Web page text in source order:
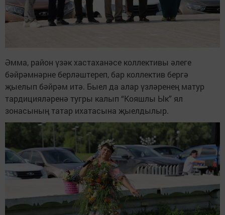
Әмма, район үзәк хастаханәсе коллективы әлеге
бәйрәмнәрне берләштереп, бар коллектив бергә
җыелып бәйрәм итә. Быел да алар үзләренең матур
тардицияләренә тугры калып “Кояшлы Ык” ял
зонасының татар ихатасына җыелдылыр.